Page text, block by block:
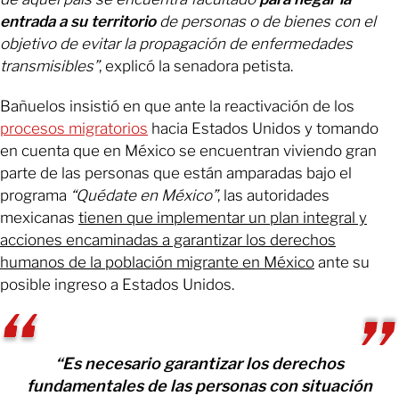
entrada a su territorio de personas o de bienes con el
objetivo de evitar la propagación de enfermedades
transmisibles”, explicó la senadora petista.
Bañuelos insistió en que ante la reactivación de los
procesos migratorios hacia Estados Unidos y tomando
en cuenta que en México se encuentran viviendo gran
parte de las personas que están amparadas bajo el
programa “Quédate en México”, las autoridades
mexicanas tienen que implementar un plan integral y
acciones encaminadas a garantizar los derechos
humanos de la población migrante en México ante su
posible ingreso a Estados Unidos.
“Es necesario garantizar los derechos
fundamentales de las personas con situación